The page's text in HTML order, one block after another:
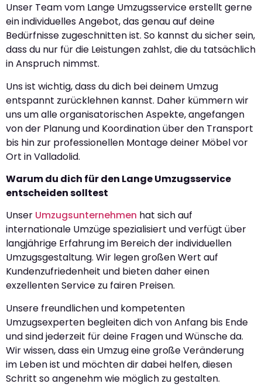
Unser Team vom Lange Umzugsservice erstellt gerne
ein individuelles Angebot, das genau auf deine
Bedürfnisse zugeschnitten ist. So kannst du sicher sein,
dass du nur für die Leistungen zahlst, die du tatsächlich
in Anspruch nimmst.
Uns ist wichtig, dass du dich bei deinem Umzug
entspannt zurücklehnen kannst. Daher kümmern wir
uns um alle organisatorischen Aspekte, angefangen
von der Planung und Koordination über den Transport
bis hin zur professionellen Montage deiner Möbel vor
Ort in Valladolid.
Warum du dich für den Lange Umzugsservice
entscheiden solltest
Unser Umzugsunternehmen hat sich auf
internationale Umzüge spezialisiert und verfügt über
langjährige Erfahrung im Bereich der individuellen
Umzugsgestaltung. Wir legen großen Wert auf
Kundenzufriedenheit und bieten daher einen
exzellenten Service zu fairen Preisen.
Unsere freundlichen und kompetenten
Umzugsexperten begleiten dich von Anfang bis Ende
und sind jederzeit für deine Fragen und Wünsche da.
Wir wissen, dass ein Umzug eine große Veränderung
im Leben ist und möchten dir dabei helfen, diesen
Schritt so angenehm wie möglich zu gestalten.